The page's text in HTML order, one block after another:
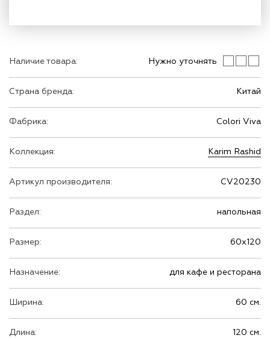
Наличие товара: Нужно уточнять
Страна бренда: Китай
Фабрика: Colori Viva
Коллекция: Karim Rashid
Артикул производителя: CV20230
Раздел: напольная
Размер: 60х120
Назначение: для кафе и ресторана
Ширина: 60 см.
Длина: 120 см.